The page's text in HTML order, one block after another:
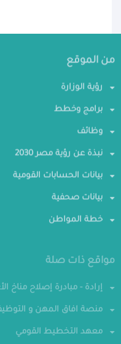
من الموقع
رؤية الوزارة
برامج وخطط
وظائف
نبذة عن رؤية مصر 2030
بيانات الحسابات القومية
بيانات صحفية
خطة المواطن
مواقع ذات صلة
إرادة - مبادرة إصلاح مناخ
معهد التخطيط القومي